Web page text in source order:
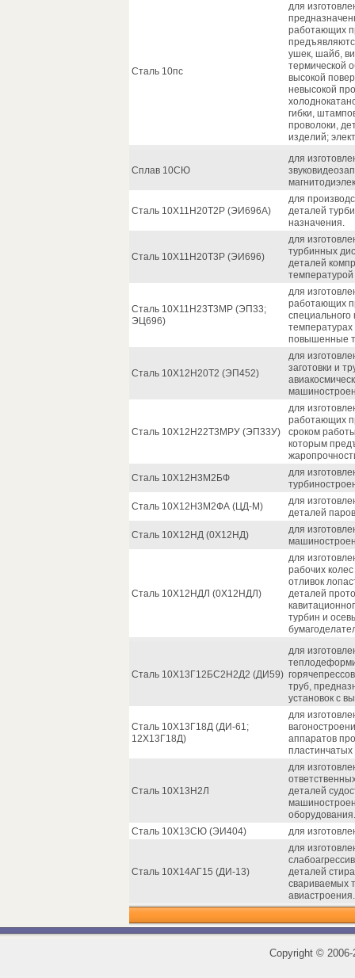
Сталь 10пс
для
работающих
ушек, шайб,
термической
высокой
невысокой
гибки,
проволоки,
изделий;
Сплав 10СЮ
для
Сталь 10Х11Н20Т2Р (ЭИ696А)
для
деталей
назначения.
Сталь 10Х11Н20Т3Р (ЭИ696)
для
турбинных
деталей
Сталь 10Х11Н23Т3МР (ЭП33;
ЭЦ696)
для
работающих
повышенные
Сталь 10Х12Н20Т2 (ЭП452)
для
заготовки и
Сталь 10Х12Н22Т3МРУ (ЭП33У)
для
работающих
сроком
которым
Сталь 10Х12Н3М2БФ
для
Сталь 10Х12Н3М2ФА (ЦД-М)
для
деталей
Сталь 10Х12НД (0Х12НД)
для
Сталь 10Х12НДЛ (0Х12НДЛ)
для
рабочих
отливок
деталей
турбин и
Сталь 10Х13Г12БС2Н2Д2 (ДИ59)
для
труб,
установок с
Сталь 10Х13Г18Д (ДИ-61;
12Х13Г18Д)
для
аппаратов
Сталь 10Х13Н2Л
для
деталей
оборудования.
Сталь 10Х13СЮ (ЭИ404)
для
Сталь 10Х14АГ15 (ДИ-13)
для
деталей
свариваемых
авиастроения.
Copyright ©